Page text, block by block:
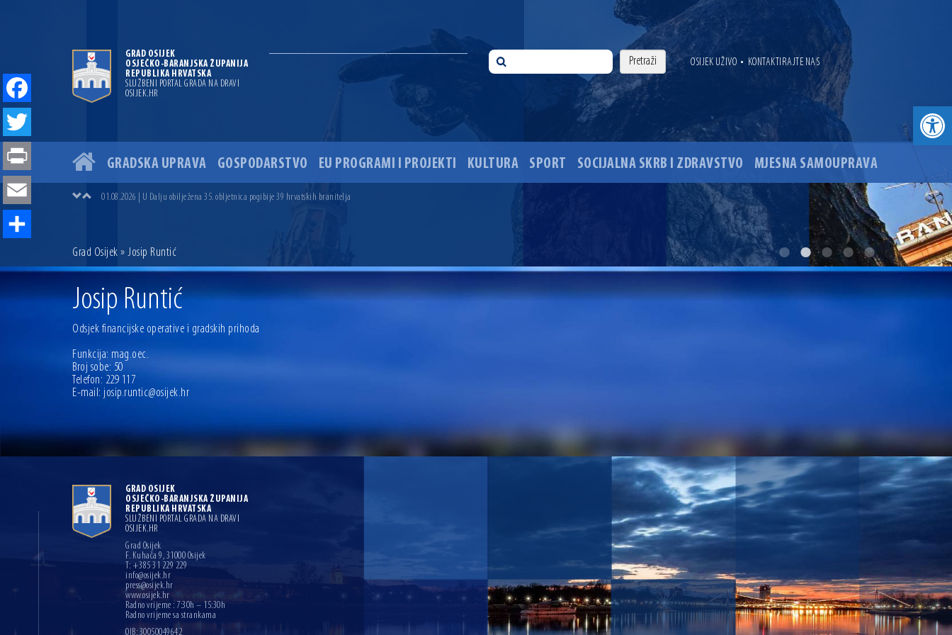
GRAD OSIJEK
OSJEČKO-BARANJSKA ŽUPANIJA
REPUBLIKA HRVATSKA
SLUŽBENI PORTAL GRADA NA DRAVI
OSIJEK.HR
OSIJEK UŽIVO • KONTAKTIRAJTE NAS
GRADSKA UPRAVA GOSPODARSTVO EU PROGRAMI I PROJEKTI KULTURA SPORT SOCIJALNA SKRB I ZDRAVSTVO MJESNA SAMOUPRAVA
04.07.2026 | Zbog povoljnih vodostaja i pravodobnih mjera komarci ove godine pod kontrolom
04.08.2026 | U Osijeku obilježen Dan pobjede i domovinske zahvalnosti i Dan hrvatskih branitelja
01.08.2026 | U Dalju obilježena 35. obljetnica pogibije 39 hrvatskih branitelja
13.07.2026 | Ljetnim izdanjem Večeri vina i umjetnosti završen Vinski mjesec
07.07.2026 | Održana 8. sjednica Gradskog vijeća Grada Osijeka. Gradonačelnik Radić istaknuo da je u osječke vrtiće upisan rekordan broj djece, te najavio cjelovitu obnovu glavnog osječkog Trga Ante Starčevića
04.07.2026 | Zbog povoljnih vodostaja i pravodobnih mjera komarci ove godine pod kontrolom
04.08.2026 | U Osijeku obilježen Dan pobjede i domovinske zahvalnosti i Dan hrvatskih branitelja
Grad Osijek » Josip Runtić
Josip Runtić
Odsjek financijske operative i gradskih prihoda
Funkcija: mag.oec.
Broj sobe: 50
Telefon: 229 117
E-mail: josip.runtic@osijek.hr
GRAD OSIJEK
OSJEČKO-BARANJSKA ŽUPANIJA
REPUBLIKA HRVATSKA
SLUŽBENI PORTAL GRADA NA DRAVI
OSIJEK.HR
Grad Osijek
F. Kuhača 9, 31000 Osijek
T: +385 31 229 229
info@osijek.hr
press@osijek.hr
www.osijek.hr
Radno vrijeme : 7:30h – 15:30h
Radno vrijeme sa strankama
OIB: 30050049642
Facebook
Twitter
Print
Email